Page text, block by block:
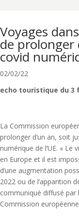
Voyages
de prolonger
covid
02/02/22
echo touristique du 3
La Commission
prolonger d’un an, soit
numérique de l’UE. «
en Europe et il est
d’une augmentation
2022 ou de l’apparition
communiqué diffusé par
Commission